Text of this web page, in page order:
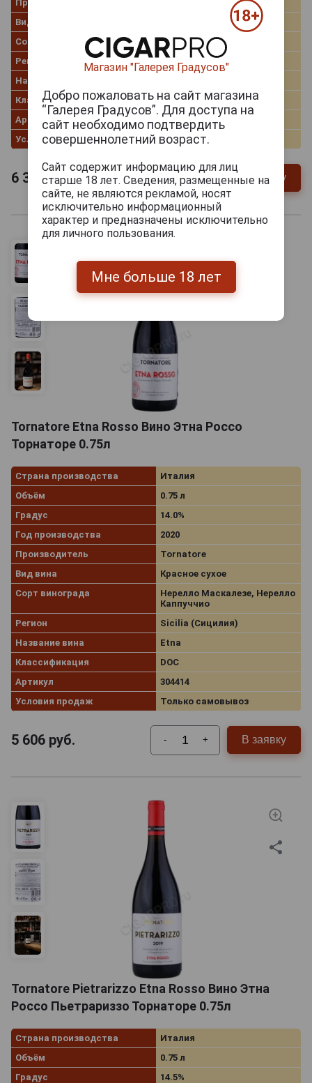
Производитель
Вид вина
Сорт винограда
Карриканте
Регион
Sicilia (Сицилия)
Название вина
Классификация
DOC
Артикул
304411
Условия продаж
Только самовывоз
6 372руб. - + В заявку
Tornatore Etna Rosso Вино Этна Россо
Торнаторе 0.75л
Страна производства
Италия
Объём
0.75 л
Градус
14.0%
Год производства
2020
Производитель
Tornatore
Вид вина
Красное сухое
Сорт винограда
Нерелло Маскалезе, Нерелло
Каппуччио
Регион
Sicilia (Сицилия)
Название вина
Etna
Классификация
DOC
Артикул
304414
Условия продаж
Только самовывоз
5 606 руб. - + В заявку
Tornatore Pietrarizzo Etna Rosso Вино Этна
Россо Пьетрариззо Торнаторе 0.75л
Страна производства
Италия
Объём
0.75 л
Градус
14.5%
Магазин "Галерея Градусов"
Добро пожаловать на сайт магазина
“Галерея Градусов”. Для доступа на
сайт необходимо подтвердить
совершеннолетний возраст.
Сайт содержит информацию для лиц
старше 18 лет. Сведения, размещенные на
сайте, не являются рекламой, носят
исключительно информационный
характер и предназначены исключительно
для личного пользования.
Мне больше 18 лет